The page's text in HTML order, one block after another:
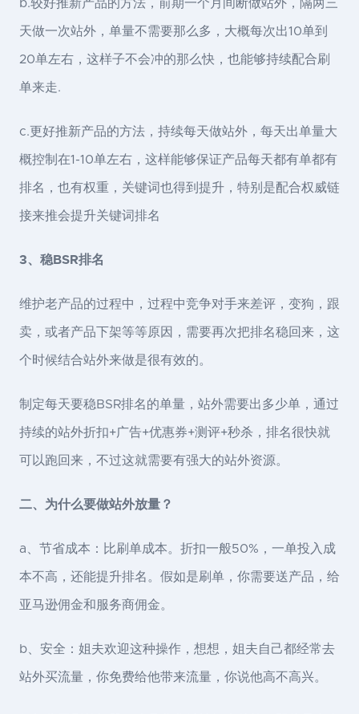
b.较好推新产品的方法，前期一个月间断做站外，隔两三
天做一次站外，单量不需要那么多，大概每次出10单到
20单左右，这样子不会冲的那么快，也能够持续配合刷
单来走.
c.更好推新产品的方法，持续每天做站外，每天出单量大
概控制在1-10单左右，这样能够保证产品每天都有单都有
排名，也有权重，关键词也得到提升，特别是配合权威链
接来推会提升关键词排名
3、稳BSR排名
维护老产品的过程中，过程中竞争对手来差评，变狗，跟
卖，或者产品下架等等原因，需要再次把排名稳回来，这
个时候结合站外来做是很有效的。
制定每天要稳BSR排名的单量，站外需要出多少单，通过
持续的站外折扣+广告+优惠券+测评+秒杀，排名很快就
可以跑回来，不过这就需要有强大的站外资源。
二、为什么要做站外放量？
a、节省成本：比刷单成本。折扣一般50%，一单投入成
本不高，还能提升排名。假如是刷单，你需要送产品，给
亚马逊佣金和服务商佣金。
b、安全：姐夫欢迎这种操作，想想，姐夫自己都经常去
站外买流量，你免费给他带来流量，你说他高不高兴。